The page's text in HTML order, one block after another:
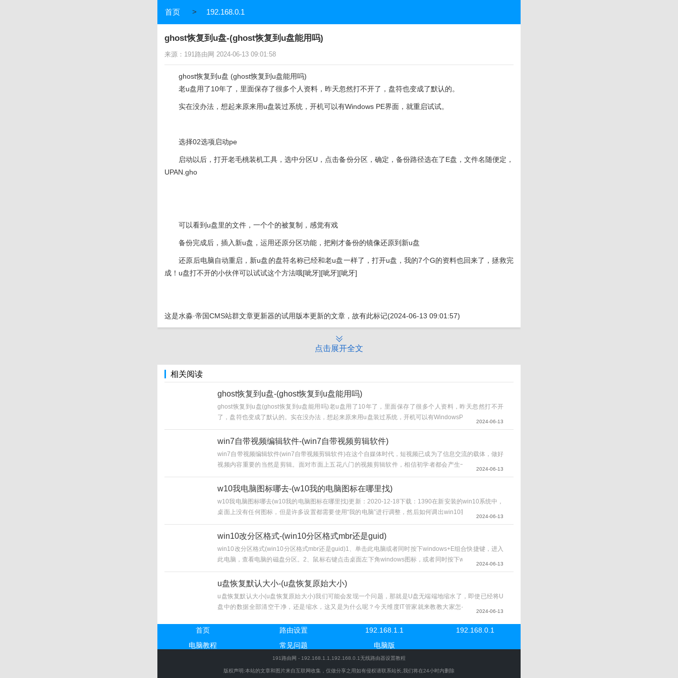
首页 > 192.168.0.1
ghost恢复到u盘-(ghost恢复到u盘能用吗)
来源：191路由网 2024-06-13 09:01:58
ghost恢复到u盘 (ghost恢复到u盘能用吗)
老u盘用了10年了，里面保存了很多个人资料，昨天忽然打不开了，盘符也变成了默认的。
实在没办法，想起来原来用u盘装过系统，开机可以有Windows PE界面，就重启试试。
选择02选项启动pe
启动以后，打开老毛桃装机工具，选中分区U，点击备份分区，确定，备份路径选在了E盘，文件名随便定，
UPAN.gho
可以看到u盘里的文件，一个个的被复制，感觉有戏
备份完成后，插入新u盘，运用还原分区功能，把刚才备份的镜像还原到新u盘
还原后电脑自动重启，新u盘的盘符名称已经和老u盘一样了，打开u盘，我的7个G的资料也回来了，拯救完
成！u盘打不开的小伙伴可以试试这个方法哦[呲牙][呲牙][呲牙]
这是水淼·帝国CMS站群文章更新器的试用版本更新的文章，故有此标记(2024-06-13 09:01:57)
点击展开全文
相关阅读
ghost恢复到u盘-(ghost恢复到u盘能用吗)
ghost恢复到u盘(ghost恢复到u盘能用吗)老u盘用了10年了，里面保存了很多个人资料，昨天忽然打不开
了，盘符也变成了默认的。实在没办法，想起来原来用u盘装过系统，开机可以有WindowsPE界面，就重启
试试。选择02选项...
2024-06-13
win7自带视频编辑软件-(win7自带视频剪辑软件)
win7自带视频编辑软件(win7自带视频剪辑软件)在这个自媒体时代，短视频已成为了信息交流的载体，做好
视频内容重要的当然是剪辑。面对市面上五花八门的视频剪辑软件，相信初学者都会产生一定的选择困难
症，到底哪款比较好用？哪款在电脑上用起来更方便？下面就让我来介绍五款个人常用的视频剪辑软件，希
望能有所帮助...
2024-06-13
w10我电脑图标哪去-(w10我的电脑图标在哪里找)
w10我电脑图标哪去(w10我的电脑图标在哪里找)更新：2020-12-18下载：1390在新安装的win10系统中，
桌面上没有任何图标，但是许多设置都需要使用“我的电脑”进行调整，然后如何调出win10我的电脑图标？
来看看编辑。如何在Win10中调出我的计算机图标1.右键单击计算机桌面，然后选择个性化。2...
2024-06-13
win10改分区格式-(win10分区格式mbr还是guid)
win10改分区格式(win10分区格式mbr还是guid)1、单击此电脑或者同时按下windows+E组合快捷键，进入
此电脑，查看电脑的磁盘分区。2、鼠标右键点击桌面左下角windows图标，或者同时按下windows+X组合
快捷键，选择磁盘管理...
2024-06-13
u盘恢复默认大小-(u盘恢复原始大小)
u盘恢复默认大小(u盘恢复原始大小)我们可能会发现一个问题，那就是U盘无端端地缩水了，即使已经将U
盘中的数据全部清空干净，还是缩水，这又是为什么呢？今天维度IT管家就来教教大家怎么彻底格式化U
机，选择管理，如下图：2、在...
2024-06-13
首页 路由设置 192.168.1.1
192.168.0.1
电脑教程
常见问题 电脑版
191路由网 - 192.168.1.1,192.168.0.1无线路由器设置教程
版权声明:本站的文章和图片来自互联网收集，仅做分享之用如有侵权请联系站长,我们将在24小时内删除